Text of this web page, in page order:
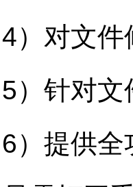
对文件
针对文
提供全功